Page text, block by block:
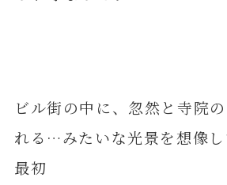
ビル街の中に、忽然と寺院
れる…みたいな光景を想像し
最初